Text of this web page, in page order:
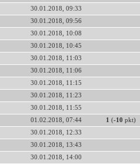
30.01.2018, 09:33
30.01.2018, 09:56
30.01.2018, 10:08
30.01.2018, 10:45
30.01.2018, 11:03
30.01.2018, 11:06
30.01.2018, 11:15
30.01.2018, 11:23
30.01.2018, 11:55
01.02.2018, 07:44 1 (-10 pkt)
30.01.2018, 12:33
30.01.2018, 13:43
30.01.2018, 14:00